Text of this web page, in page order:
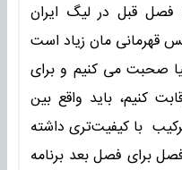
فصل قبل در لیگ ایران
قهرمانی مان زیاد است
صحبت می کنیم و برای
کنیم، باید واقع بین
با کیفیت‌تری داشته
برای فصل بعد برنامه